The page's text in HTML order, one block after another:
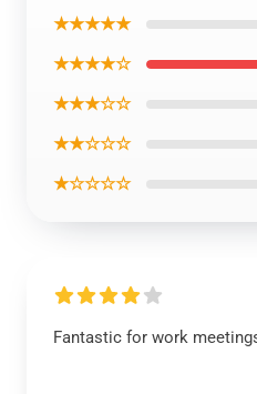
★★★★★
★★★★☆
★★★☆☆
★★☆☆☆
★☆☆☆☆
Fantastic for work